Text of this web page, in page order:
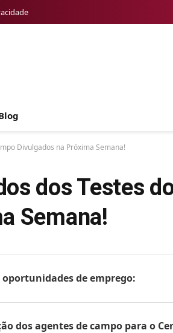
Divulgados na Próxima Semana!
dos Testes
Semana!
oportunidades de emprego:
dos agentes de campo para o